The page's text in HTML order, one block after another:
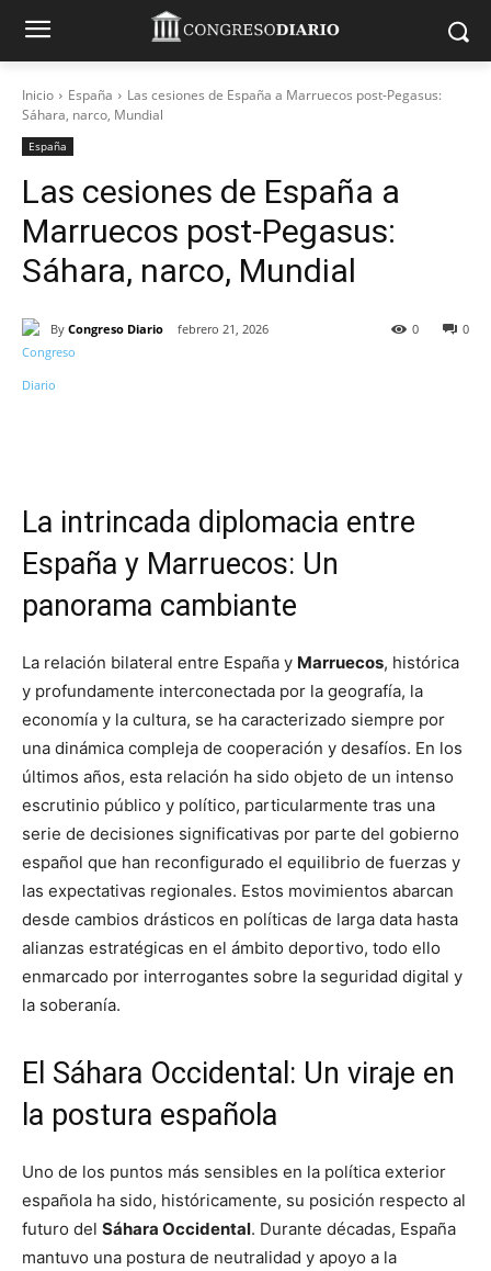
Inicio España
Las cesiones de España a Marruecos post-Pegasus:
Sáhara, narco, Mundial
España
Las cesiones de España a
Marruecos post-Pegasus:
Sáhara, narco, Mundial
By Congreso Diario febrero 21, 2026 0
0
La intrincada diplomacia entre
España y Marruecos: Un
panorama cambiante
La relación bilateral entre España y Marruecos, histórica
y profundamente interconectada por la geografía, la
economía y la cultura, se ha caracterizado siempre por
una dinámica compleja de cooperación y desafíos. En los
últimos años, esta relación ha sido objeto de un intenso
escrutinio público y político, particularmente tras una
serie de decisiones significativas por parte del gobierno
español que han reconfigurado el equilibrio de fuerzas y
las expectativas regionales. Estos movimientos abarcan
desde cambios drásticos en políticas de larga data hasta
alianzas estratégicas en el ámbito deportivo, todo ello
enmarcado por interrogantes sobre la seguridad digital y
la soberanía.
El Sáhara Occidental: Un viraje en
la postura española
Uno de los puntos más sensibles en la política exterior
española ha sido, históricamente, su posición respecto al
futuro del Sáhara Occidental. Durante décadas, España
mantuvo una postura de neutralidad y apoyo a la